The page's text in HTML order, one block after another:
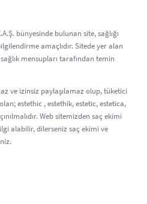
bünyesinde bulunan site, sağlığı
amaçlıdır. Sitede yer alan
mensupları tarafından temin
ve izinsiz paylaşılamaz olup, tüketici
estethic , estethik, estetic, estetica,
Web sitemizden saç ekimi
alabilir, dilerseniz saç ekimi ve